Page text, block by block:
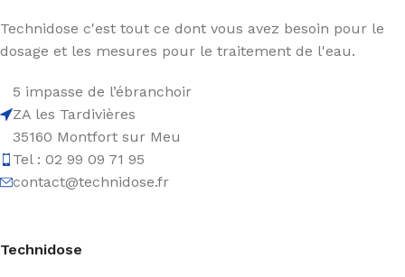
Technidose c'est tout ce dont vous avez besoin pour le
dosage et les mesures pour le traitement de l'eau.
5 impasse de l’ébranchoir
ZA les Tardivières
35160 Montfort sur Meu
Tel : 02 99 09 71 95
contact@technidose.fr
Technidose